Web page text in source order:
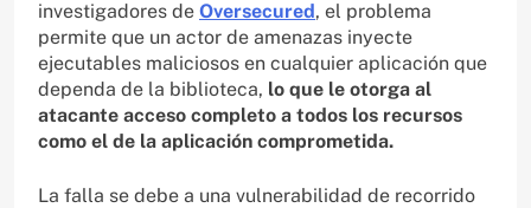
investigadores de Oversecured, el problema
permite que un actor de amenazas inyecte
ejecutables maliciosos en cualquier aplicación que
dependa de la biblioteca, lo que le otorga al
atacante acceso completo a todos los recursos
como el de la aplicación comprometida.
La falla se debe a una vulnerabilidad de recorrido